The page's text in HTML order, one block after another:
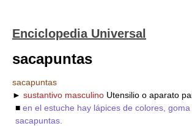
Enciclopedia Universal
sacapuntas
sacapuntas
► sustantivo masculino Utensilio o aparato
■ en el estuche hay lápices de colores,
sacapuntas.